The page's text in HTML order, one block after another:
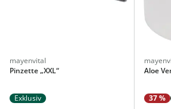
mayenvital
Pinzette „XXL“
Exklusiv
Aloe
37 %